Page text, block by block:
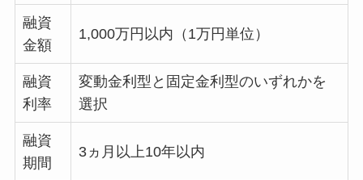
融資
金額
1,000万円以内（1万円単位）
融資
利率
変動金利型と固定金利型のいずれかを
選択
融資
期間
3ヵ月以上10年以内